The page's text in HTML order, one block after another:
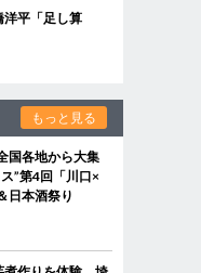
洋平「足し算
もっと見る
国各地から大集
”第4回「川口×
日本酒祭り